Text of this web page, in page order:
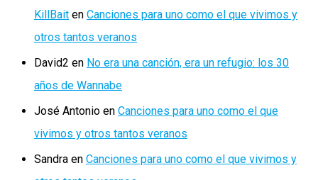
KillBait en Canciones para uno como el que vivimos y
otros tantos veranos
David2 en No era una canción, era un refugio: los 30
años de Wannabe
José Antonio en Canciones para uno como el que
vivimos y otros tantos veranos
Sandra en Canciones para uno como el que vivimos y